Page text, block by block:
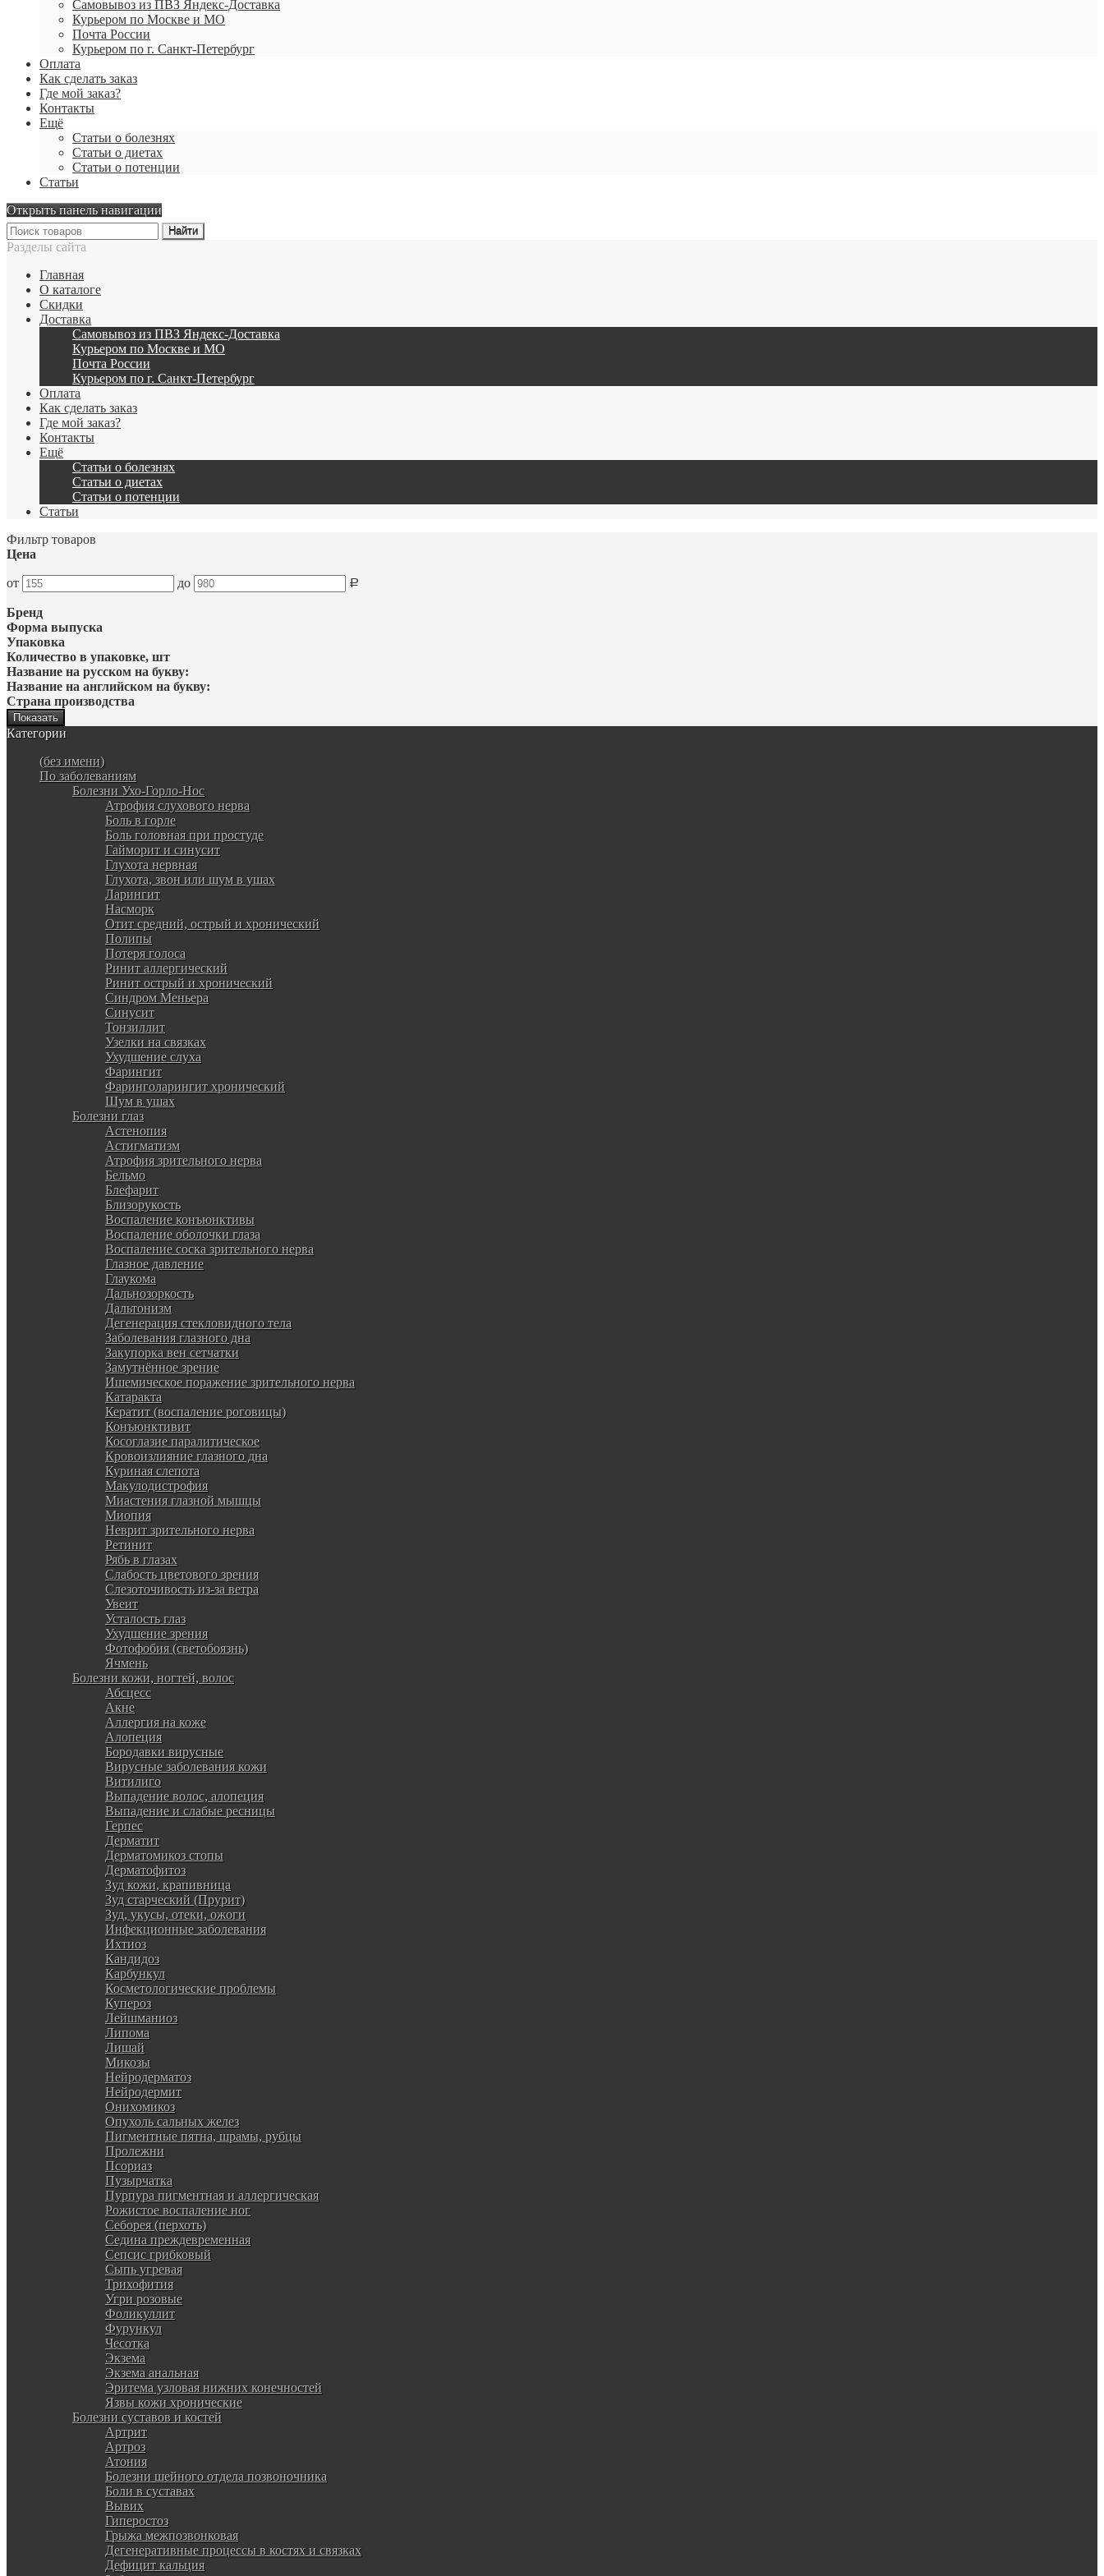
Самовывоз из ПВЗ Яндекс-Доставка
Курьером по Москве и МО
Почта России
Курьером по г. Санкт-Петербург
Оплата
Как сделать заказ
Где мой заказ?
Контакты
Ещё
Статьи о болезнях
Статьи о диетах
Статьи о потенции
Статьи
Открыть панель навигации
Разделы сайта
Главная
О каталоге
Скидки
Доставка
Самовывоз из ПВЗ Яндекс-Доставка
Курьером по Москве и МО
Почта России
Курьером по г. Санкт-Петербург
Оплата
Как сделать заказ
Где мой заказ?
Контакты
Ещё
Статьи о болезнях
Статьи о диетах
Статьи о потенции
Статьи
Фильтр товаров
Цена
от до Р
Бренд
Форма выпуска
Упаковка
Количество в упаковке, шт
Название на русском на букву:
Название на английском на букву:
Страна производства
Категории
(без имени)
По заболеваниям
Болезни Ухо-Горло-Нос
Атрофия слухового нерва
Боль в горле
Боль головная при простуде
Гайморит и синусит
Глухота нервная
Глухота, звон или шум в ушах
Ларингит
Насморк
Отит средний, острый и хронический
Полипы
Потеря голоса
Ринит аллергический
Ринит острый и хронический
Синдром Меньера
Синусит
Тонзиллит
Узелки на связках
Ухудшение слуха
Фарингит
Фаринголарингит хронический
Шум в ушах
Болезни глаз
Астенопия
Астигматизм
Атрофия зрительного нерва
Бельмо
Блефарит
Близорукость
Воспаление конъюнктивы
Воспаление оболочки глаза
Воспаление соска зрительного нерва
Глазное давление
Глаукома
Дальнозоркость
Дальтонизм
Дегенерация стекловидного тела
Заболевания глазного дна
Закупорка вен сетчатки
Замутнённое зрение
Ишемическое поражение зрительного нерва
Катаракта
Кератит (воспаление роговицы)
Конъюнктивит
Косоглазие паралитическое
Кровоизлияние глазного дна
Куриная слепота
Макулодистрофия
Миастения глазной мышцы
Миопия
Неврит зрительного нерва
Ретинит
Рябь в глазах
Слабость цветового зрения
Слезоточивость из-за ветра
Увеит
Усталость глаз
Ухудшение зрения
Фотофобия (светобоязнь)
Ячмень
Болезни кожи, ногтей, волос
Абсцесс
Акне
Аллергия на коже
Алопеция
Бородавки вирусные
Вирусные заболевания кожи
Витилиго
Выпадение волос, алопеция
Выпадение и слабые ресницы
Герпес
Дерматит
Дерматомикоз стопы
Дерматофитоз
Зуд кожи, крапивница
Зуд старческий (Прурит)
Зуд, укусы, отеки, ожоги
Инфекционные заболевания
Ихтиоз
Кандидоз
Карбункул
Косметологические проблемы
Купероз
Лейшманиоз
Липома
Лишай
Микозы
Нейродерматоз
Нейродермит
Онихомикоз
Опухоль сальных желез
Пигментные пятна, шрамы, рубцы
Пролежни
Псориаз
Пузырчатка
Пурпура пигментная и аллергическая
Рожистое воспаление ног
Себорея (перхоть)
Седина преждевременная
Сепсис грибковый
Сыпь угревая
Трихофития
Угри розовые
Фоликуллит
Фурункул
Чесотка
Экзема
Экзема анальная
Эритема узловая нижних конечностей
Язвы кожи хронические
Болезни суставов и костей
Артрит
Артроз
Атония
Болезни шейного отдела позвоночника
Боли в суставах
Вывих
Гиперостоз
Грыжа межпозвонковая
Дегенеративные процессы в костях и связках
Дефицит кальция